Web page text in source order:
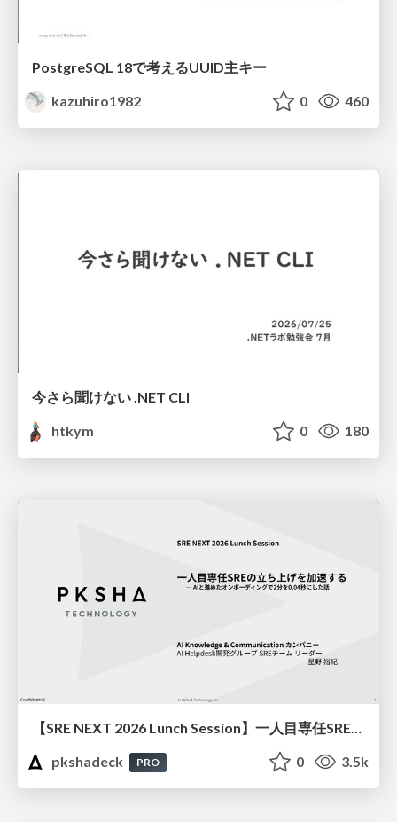
PostgreSQL 18で考えるUUID主キー
kazuhiro1982
0 460
今さら聞けない .NET CLI
htkym
0 180
pkshadeck
PRO 0 3.5k